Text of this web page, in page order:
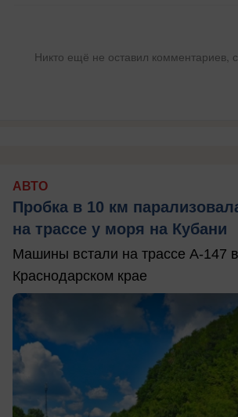
Никто ещё не оставил комментариев,
АВТО
Пробка в 10 км
на трассе у моря на Кубани
Машины встали на трассе А-147 в
Краснодарском крае